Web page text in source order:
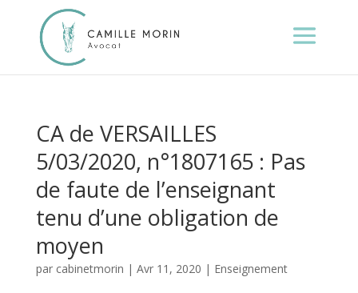
CA de VERSAILLES
5/03/2020, n°1807165 : Pas
de faute de l’enseignant
tenu d’une obligation de
moyen
par cabinetmorin | Avr 11, 2020 | Enseignement